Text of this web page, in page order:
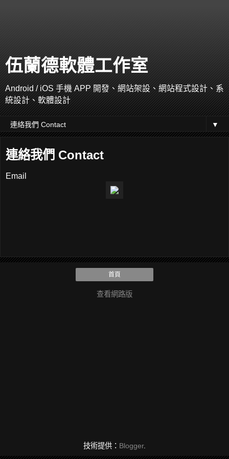
伍蘭德軟體工作室
Android / iOS 手機 APP 開發、網站架設、網站程式設計、系
統設計、軟體設計
▼
連絡我們 Contact
Email
首頁
查看網路版
技術提供： Blogger.